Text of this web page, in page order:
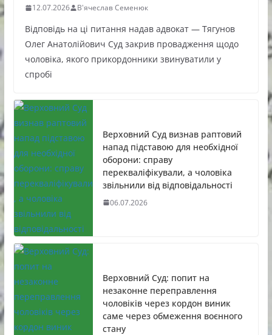
12.07.2026 В'ячеслав Семенюк
Відповідь на ці питання надав адвокат — Тягунов
Олег Анатолійович Суд закрив провадження щодо
чоловіка, якого прикордонники звинуватили у
спробі
Верховний Суд визнав раптовий
напад підставою для необхідної
оборони: справу
перекваліфікували, а чоловіка
звільнили від відповідальності
06.07.2026
Верховний Суд: попит на
незаконне переправлення
чоловіків через кордон виник
саме через обмеження воєнного
стану